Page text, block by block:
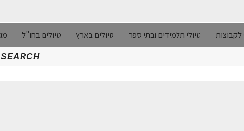
לקבוצות טיולי תלמידים ובתי ספר טיולים בארץ טיולים בחו"ל
SEARCH